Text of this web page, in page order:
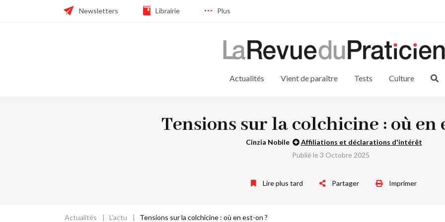
Header
Newsletters Librairie Plus
Actualités Vient de paraître Tests Culture
Tensions sur la colchicine : où en
Cinzia Nobile
Affiliations et déclarations d'intérêt
Publié le 3 Octobre 2025
Lire plus tard Partager Imprimer
Actualités L'actu Tensions sur la colchicine : où en est-on ?